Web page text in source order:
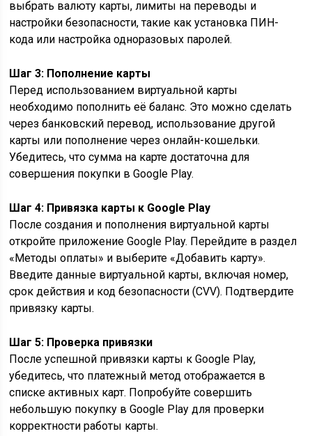
выбрать валюту карты, лимиты на переводы и
настройки безопасности, такие как установка ПИН-
кода или настройка одноразовых паролей.
Шаг 3: Пополнение карты
Перед использованием виртуальной карты
необходимо пополнить её баланс. Это можно сделать
через банковский перевод, использование другой
карты или пополнение через онлайн-кошельки.
Убедитесь, что сумма на карте достаточна для
совершения покупки в Google Play.
Шаг 4: Привязка карты к Google Play
После создания и пополнения виртуальной карты
откройте приложение Google Play. Перейдите в раздел
«Методы оплаты» и выберите «Добавить карту».
Введите данные виртуальной карты, включая номер,
срок действия и код безопасности (CVV). Подтвердите
привязку карты.
Шаг 5: Проверка привязки
После успешной привязки карты к Google Play,
убедитесь, что платежный метод отображается в
списке активных карт. Попробуйте совершить
небольшую покупку в Google Play для проверки
корректности работы карты.